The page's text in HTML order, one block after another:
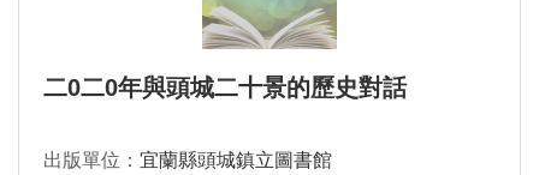
二0二0年與頭城二十景的歷史對話
出版單位： 宜蘭縣頭城鎮立圖書館